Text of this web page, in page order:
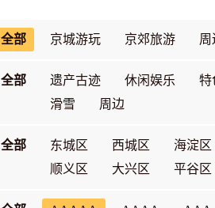
全部 京城游玩 京郊旅游 周
全部 遗产古迹 休闲娱乐
特
滑雪
周边
全部 东城区 西城区
海淀区
顺义区
大兴区 平谷区